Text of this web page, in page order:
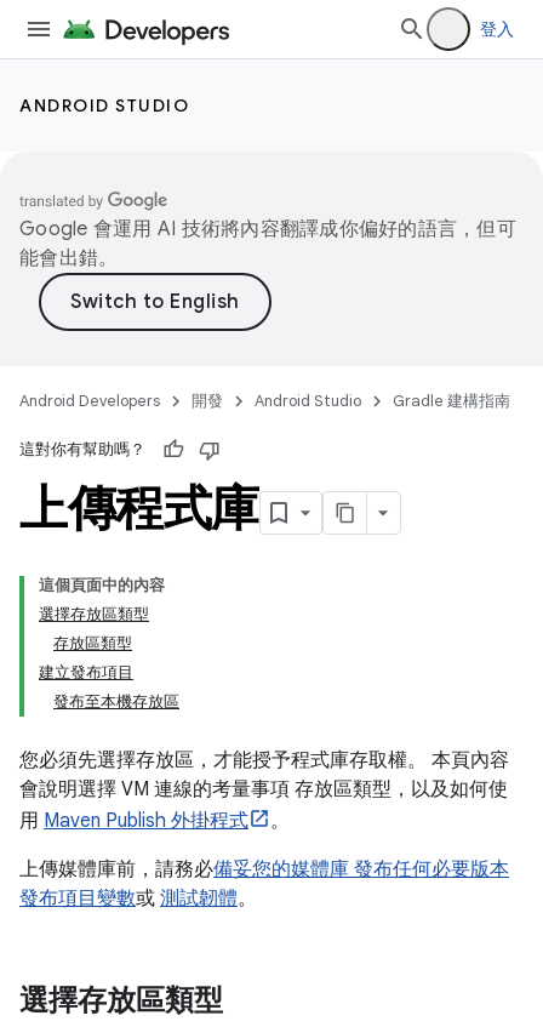
登入
ANDROID STUDIO
Google 會運用 AI 技術將內容翻譯成你偏好的語言，但可
能會出錯。
Android Developers 開發 Android Studio Gradle 建構指南
這對你有幫助嗎？
上傳程式庫
這個頁面中的內容
選擇存放區類型
存放區類型
建立發布項目
發布至本機存放區
您必須先選擇存放區，才能授予程式庫存取權。 本頁內容
會說明選擇 VM 連線的考量事項 存放區類型，以及如何使
用 Maven Publish 外掛程式
。
上傳媒體庫前，請務必備妥您的媒體庫 發布任何必要版本
發布項目變數或 測試韌體。
選擇存放區類型